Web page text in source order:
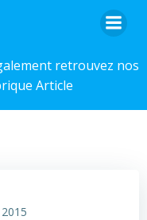
retrouvez nos
Article